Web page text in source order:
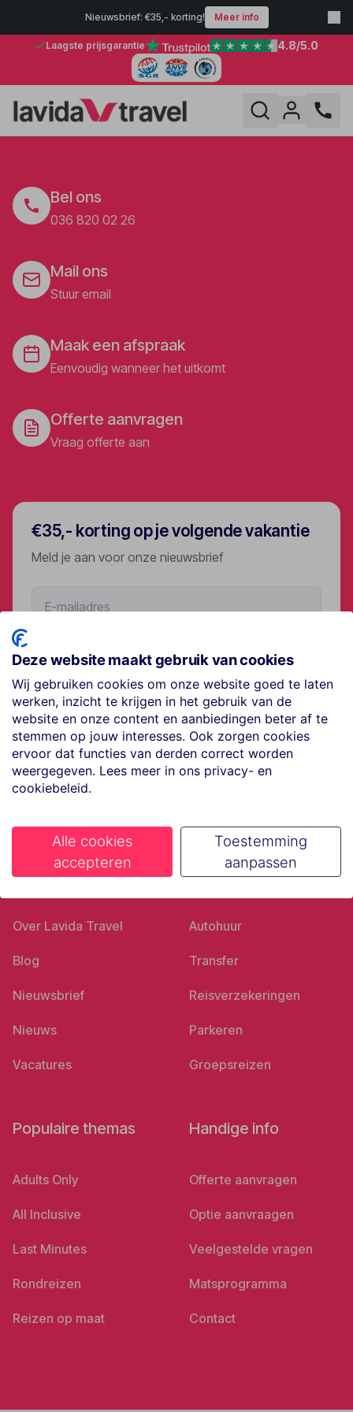
Nieuwsbrief: €35,- korting! Meer info
Laagste prijsgarantie 4.8/5.0
Bel ons
036 820 02 26
Mail ons
Stuur email
Maak een afspraak
Eenvoudig wanneer het uitkomt
Offerte aanvragen
Vraag offerte aan
€35,- korting op je volgende vakantie
Meld je aan voor onze nieuwsbrief
Volg ons op social media
Ons bedrijf
Over Lavida Travel
Blog
Nieuwsbrief
Nieuws
Vacatures
Goed voorbereid
Autohuur
Transfer
Reisverzekeringen
Parkeren
Groepsreizen
Populaire themas
Adults Only
All Inclusive
Last Minutes
Rondreizen
Reizen op maat
Handige info
Offerte aanvragen
Optie aanvraagen
Veelgestelde vragen
Matsprogramma
Contact
Deze website maakt gebruik van cookies
Wij gebruiken cookies om onze website goed te laten
werken, inzicht te krijgen in het gebruik van de
website en onze content en aanbiedingen beter af te
stemmen op jouw interesses. Ook zorgen cookies
ervoor dat functies van derden correct worden
weergegeven. Lees meer in ons privacy- en
cookiebeleid.
Alle cookies
accepteren
Toestemming
aanpassen